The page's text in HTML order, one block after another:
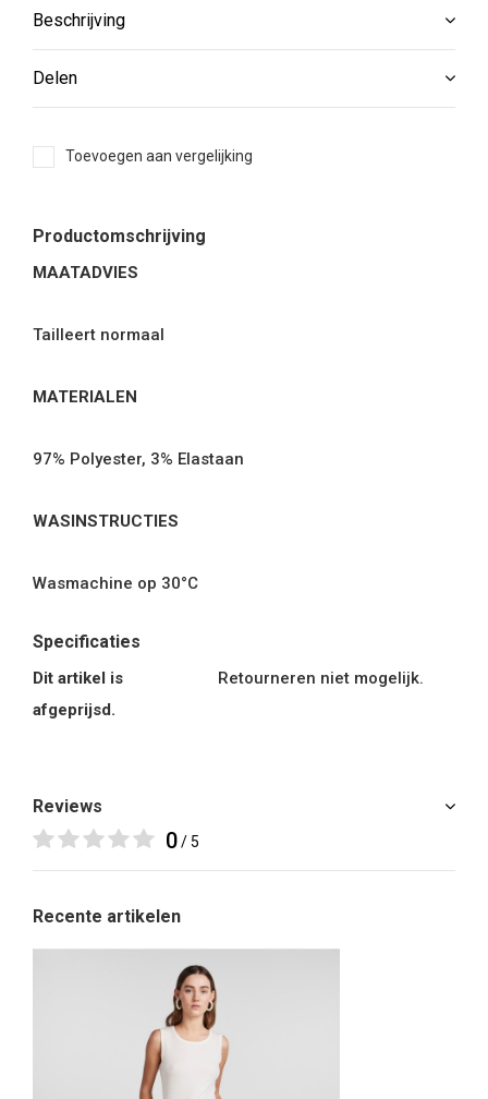
Beschrijving
Delen
Toevoegen aan vergelijking
Productomschrijving
MAATADVIES
Tailleert normaal
MATERIALEN
97% Polyester, 3% Elastaan
WASINSTRUCTIES
Wasmachine op 30°C
Specificaties
Dit artikel is
afgeprijsd.
Retourneren niet mogelijk.
Reviews
0/ 5
Recente artikelen